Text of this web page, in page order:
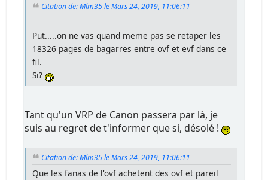
Citation de: Mlm35 le Mars 24, 2019, 11:06:11
Put.....on ne vas quand meme pas se retaper les
18326 pages de bagarres entre ovf et evf dans ce
fil.
Si?
Tant qu'un VRP de Canon passera par là, je
suis au regret de t'informer que si, désolé !
Citation de: Mlm35 le Mars 24, 2019, 11:06:11
Que les fanas de l'ovf achetent des ovf et pareil